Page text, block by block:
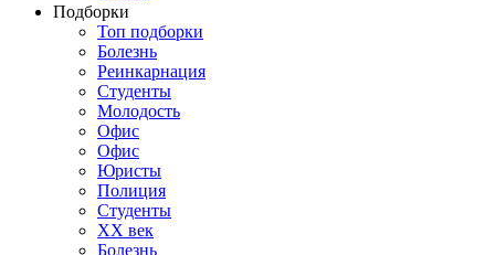
Подборки
Топ подборки
Болезнь
Реинкарнация
Студенты
Молодость
Офис
Офис
Юристы
Полиция
Студенты
ХХ век
Болезнь